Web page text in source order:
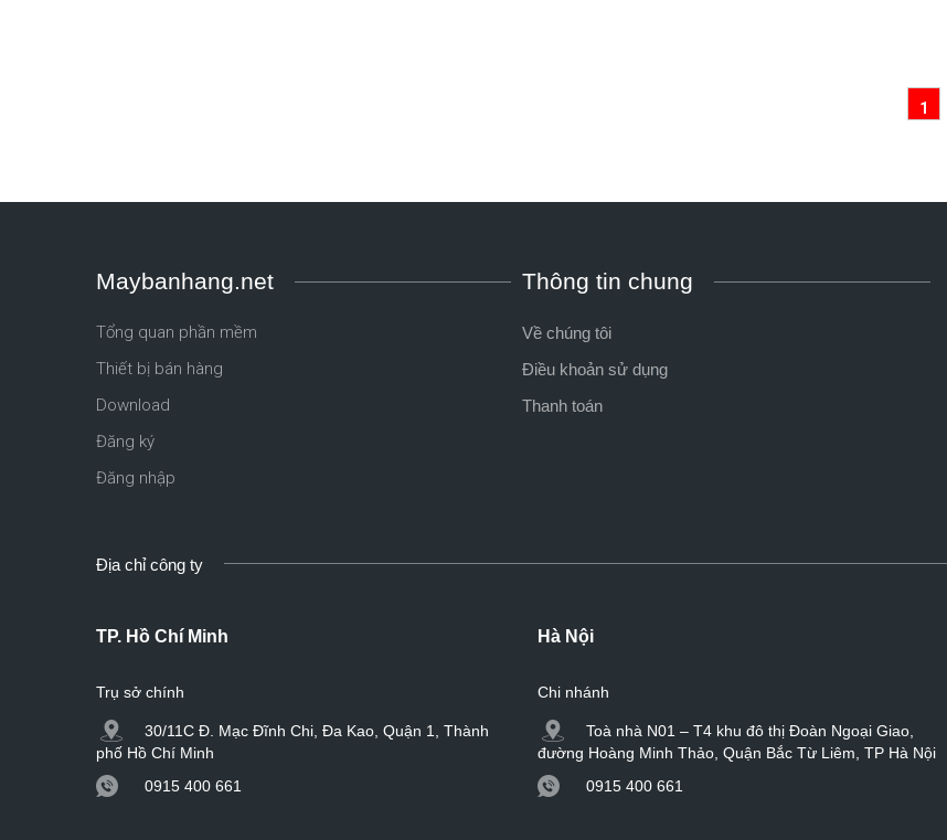
1
Maybanhang.net
Tổng quan phần mềm
Thiết bị bán hàng
Download
Đăng ký
Đăng nhập
Thông tin chung
Về chúng tôi
Điều khoản sử dụng
Thanh toán
Địa chỉ công ty
TP. Hồ Chí Minh
Trụ sở chính
30/11C Đ. Mạc Đĩnh Chi, Đa Kao, Quận 1, Thành
phố Hồ Chí Minh
0915 400 661
Hà Nội
Chi nhánh
Toà nhà N01 – T4 khu đô thị Đoàn Ngoại Giao,
đường Hoàng Minh Thảo, Quận Bắc Từ Liêm, TP Hà Nội
0915 400 661